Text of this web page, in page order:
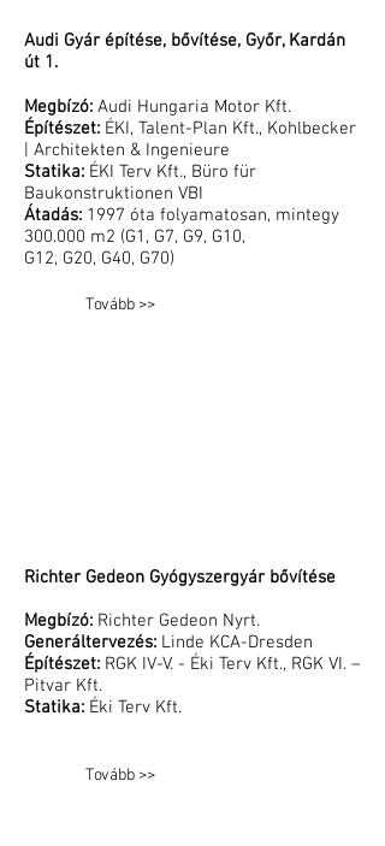
Audi Gyár építése, bővítése, Győr, Kardán
út 1.
Megbízó: Audi Hungaria Motor Kft.
Építészet: ÉKI, Talent-Plan Kft., Kohlbecker
| Architekten & Ingenieure
Statika: ÉKI Terv Kft., Büro für
Baukonstruktionen VBI
Átadás: 1997 óta folyamatosan, mintegy
300.000 m2 (G1, G7, G9, G10,
G12, G20, G40, G70)
Tovább >>
Richter Gedeon Gyógyszergyár bővítése
Megbízó: Richter Gedeon Nyrt.
Generáltervezés: Linde KCA-Dresden
Építészet: RGK IV-V. - Éki Terv Kft., RGK VI. –
Pitvar Kft.
Statika: Éki Terv Kft.
Tovább >>